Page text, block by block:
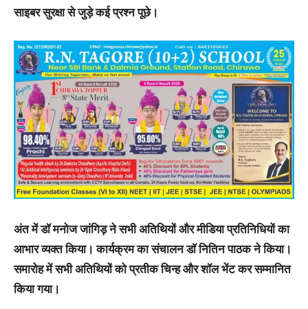
साइबर सुरक्षा से जुड़े कई प्रश्न पूछे।
अंत में डॉ मनोज जांगिड़ ने सभी अतिथियों और मीडिया प्रतिनिधियों का
आभार व्यक्त किया। कार्यक्रम का संचालन डॉ नितिन पाठक ने किया।
समारोह में सभी अतिथियों को प्रतीक चिन्ह और शॉल भेंट कर सम्मानित
किया गया।